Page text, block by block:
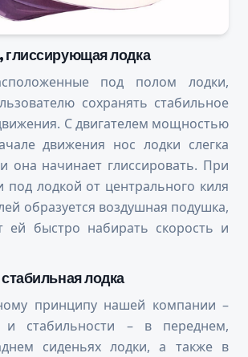
глиссирующая лодка
под полом лодки,
сохранять стабильное
С двигателем мощностью
движения нос лодки слегка
она начинает глиссировать. При
под лодкой от центрального киля
образуется воздушная подушка,
ей быстро набирать скорость и
лодка
принципу нашей компании –
и стабильности – в переднем,
сиденьях лодки, а также в